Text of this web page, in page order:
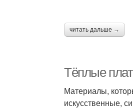
читать дальше →
Тёплые
Материалы,
искусственные,